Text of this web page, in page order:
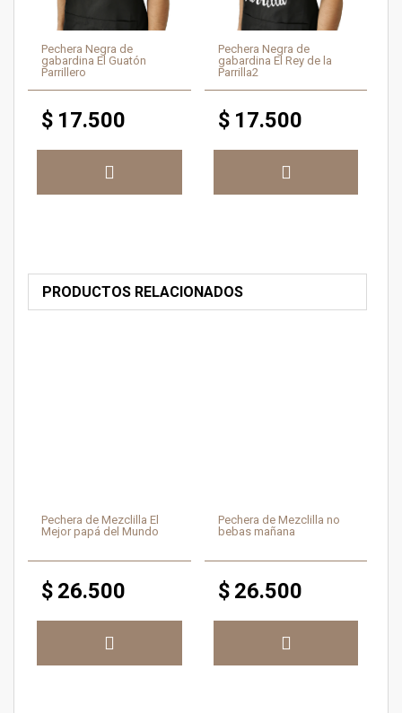
Pechera Negra de
gabardina El Guatón
Parrillero
$ 17.500
Pechera Negra de
gabardina El Rey de la
Parrilla2
$ 17.500
PRODUCTOS RELACIONADOS
Pechera de Mezclilla El
Mejor papá del Mundo
$ 26.500
Pechera de Mezclilla no
bebas mañana
$ 26.500